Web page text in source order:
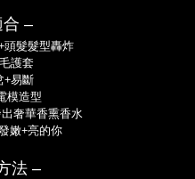
‒
頭髮髮型轟炸
護套
+易斷
模造型
奢華香熏香水
嫩+亮的你
法 ‒